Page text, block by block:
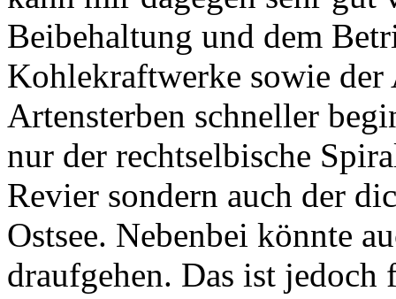
Beibehaltung und dem
Kohlekraftwerke sowie
Artensterben schneller
nur der rechtselbische
Revier sondern auch der
Ostsee. Nebenbei könnte
draufgehen. Das ist jedoch